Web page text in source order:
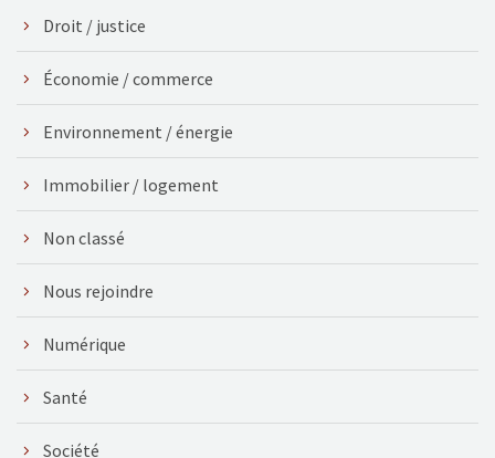
Droit / justice
Économie / commerce
Environnement / énergie
Immobilier / logement
Non classé
Nous rejoindre
Numérique
Santé
Société